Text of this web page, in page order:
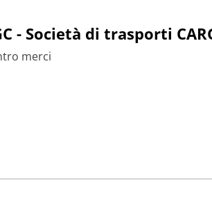
- Società di trasporti
merci